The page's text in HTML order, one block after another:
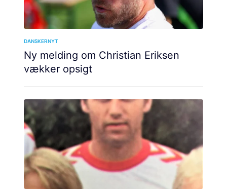
DANSKERNYT
Ny melding om Christian Eriksen
vækker opsigt